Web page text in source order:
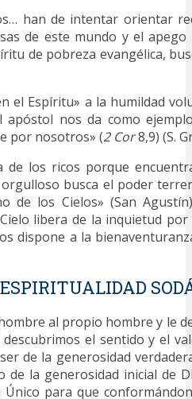
han de intentar orientar
de este mundo y el
de pobreza evangélica,
el Espíritu» a la humildad
apóstol nos da como
por nosotros» (2 Cor8,9) (S.
de los ricos porque
orgulloso busca el poder
de los Cielos» (San
libera de la inquietud
dispone a la
al propio hombre y le
el sentido y el
de la generosidad
la generosidad inicial de
para que